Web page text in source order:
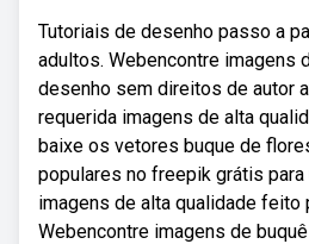
Tutoriais de desenho passo a
adultos. Webencontre imagens
desenho sem direitos de autor
requerida imagens de alta
baixe os vetores buque de
populares no freepik grátis
imagens de alta qualidade feito
Webencontre imagens de